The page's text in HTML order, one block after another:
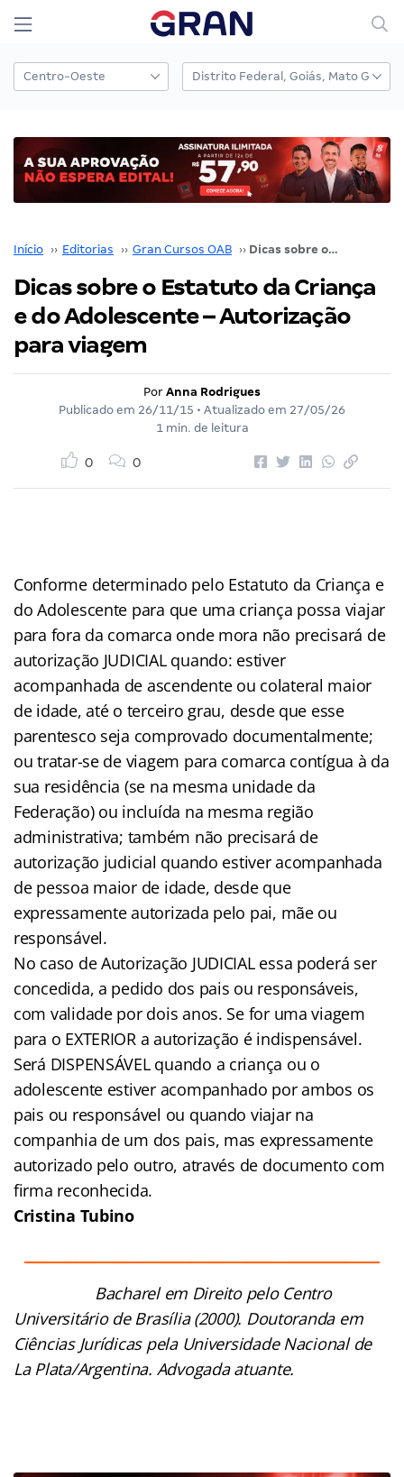
Início ›› Editorias ›› Gran Cursos OAB ›› Dicas sobre o Estatuto da Criança e do Adolescente – Autorização para viagem
Dicas sobre o Estatuto da Criança
e do Adolescente – Autorização
para viagem
Por Anna Rodrigues
Publicado em 26/11/15 • Atualizado em 27/05/26
1 min. de leitura
0 0
Conforme determinado pelo Estatuto da Criança e
do Adolescente para que uma criança possa viajar
para fora da comarca onde mora não precisará de
autorização JUDICIAL quando: estiver
acompanhada de ascendente ou colateral maior
de idade, até o terceiro grau, desde que esse
parentesco seja comprovado documentalmente;
ou tratar-se de viagem para comarca contígua à da
sua residência (se na mesma unidade da
Federação) ou incluída na mesma região
administrativa; também não precisará de
autorização judicial quando estiver acompanhada
de pessoa maior de idade, desde que
expressamente autorizada pelo pai, mãe ou
responsável.
No caso de Autorização JUDICIAL essa poderá ser
concedida, a pedido dos pais ou responsáveis,
com validade por dois anos. Se for uma viagem
para o EXTERIOR a autorização é indispensável.
Será DISPENSÁVEL quando a criança ou o
adolescente estiver acompanhado por ambos os
pais ou responsável ou quando viajar na
companhia de um dos pais, mas expressamente
autorizado pelo outro, através de documento com
firma reconhecida.
Cristina Tubino
Bacharel em Direito pelo Centro
Universitário de Brasília (2000). Doutoranda em
Ciências Jurídicas pela Universidade Nacional de
La Plata/Argentina. Advogada atuante.